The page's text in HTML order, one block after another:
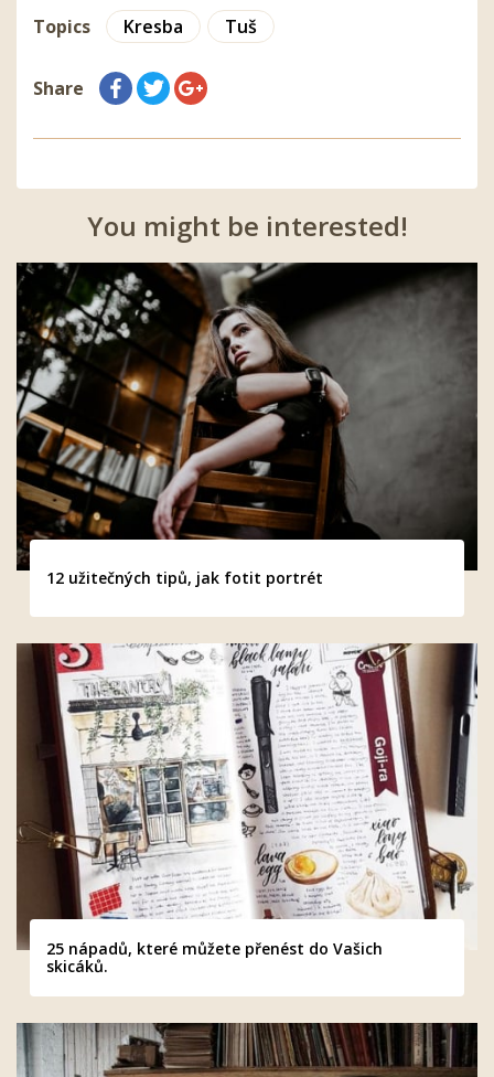
Topics Kresba Tuš
Share
You might be interested!
12 užitečných tipů, jak fotit portrét
25 nápadů, které můžete přenést do Vašich
skicáků.